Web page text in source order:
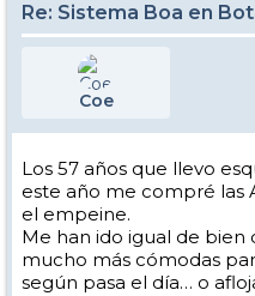
Re: Sistema Boa en
Coe
Los 57 años que llevo
este año me compré las
el empeine.
Me han ido igual de bien
mucho más cómodas
según pasa el día… o